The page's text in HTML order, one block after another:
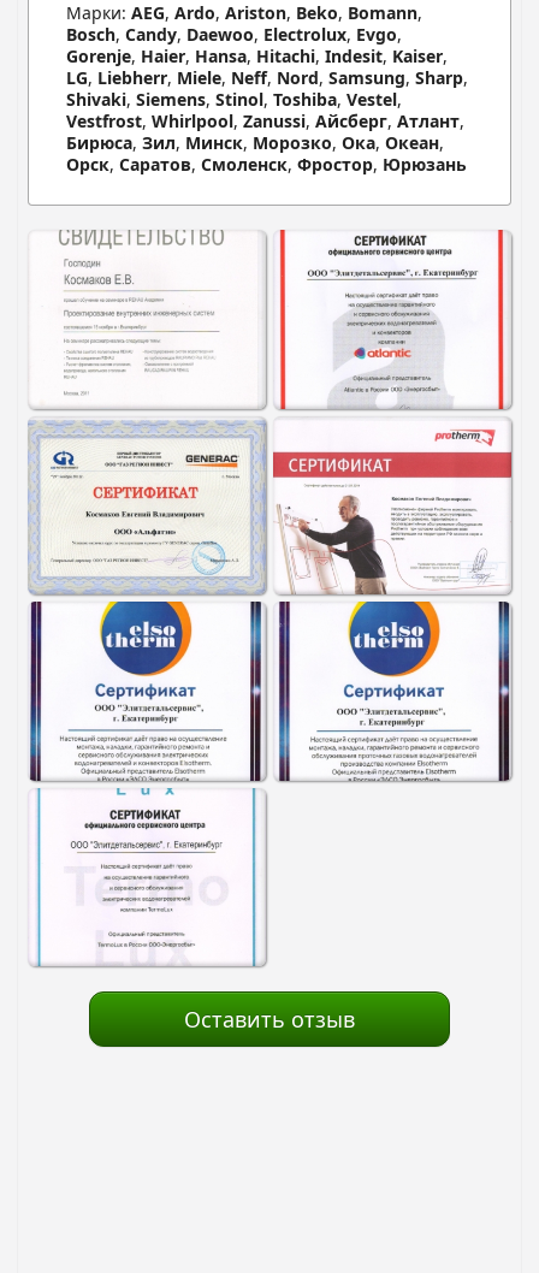
Марки: AEG, Ardo, Ariston, Beko, Bomann,
Bosch, Candy, Daewoo, Electrolux, Evgo,
Gorenje, Haier, Hansa, Hitachi, Indesit, Kaiser,
LG, Liebherr, Miele, Neff, Nord, Samsung, Sharp,
Shivaki, Siemens, Stinol, Toshiba, Vestel,
Vestfrost, Whirlpool, Zanussi, Айсберг, Атлант,
Бирюса, Зил, Минск, Морозко, Ока, Океан,
Орск, Саратов, Смоленск, Фростор, Юрюзань
Оставить отзыв